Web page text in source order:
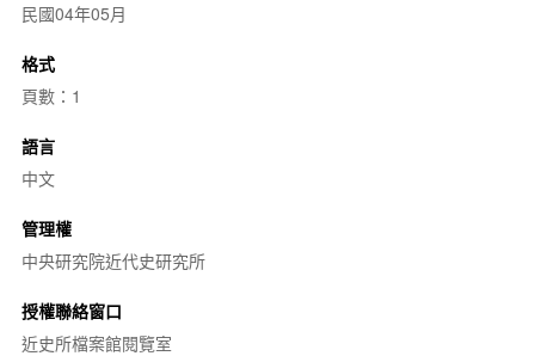
民國04年05月
格式
頁數：1
語言
中文
管理權
中央研究院近代史研究所
授權聯絡窗口
近史所檔案館閱覽室